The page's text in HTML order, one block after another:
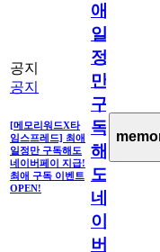
공지
공지
[메모리워드X타
임스프레드] 최애
일정만 구독해도
네이버페이 지급!
최애 구독 이벤트
OPEN!
애
일
정
만
구
독
해
도
네
이
버